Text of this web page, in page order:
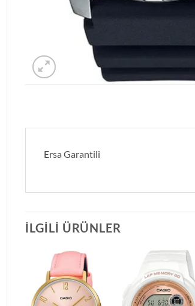
Ersa Garantili
İLGILI ÜRÜNLER